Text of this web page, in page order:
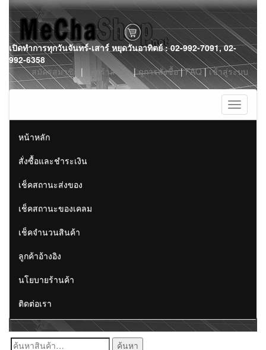
Skip
to
content
เปิดทำการทุกวันจันทร์-เสาร์ หยุดวันอาทิตย์ : 02-992-7091, 02-
992-6358
สมัครสมาชิก | ตะกร้าสินค้า|ดูการสั่งซื้อ|FAQ|เข้าสู่ระบบ
Toggle
หน้าหลัก
สั่งซื้อและชำระเงิน
เช็คสถานะส่งของ
เช็คสถานะของเคลม
เช็คจำนวนสินค้า
ลูกค้าอ้างอิง
นโยบายร้านค้า
ติดต่อเรา
ค้นหา: